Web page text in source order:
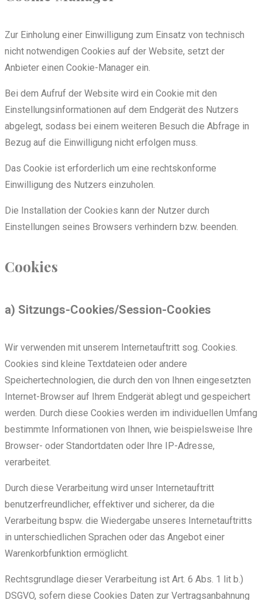
Zur Einholung einer Einwilligung zum Einsatz von technisch
nicht notwendigen Cookies auf der Website, setzt der
Anbieter einen Cookie-Manager ein.
Bei dem Aufruf der Website wird ein Cookie mit den
Einstellungsinformationen auf dem Endgerät des Nutzers
abgelegt, sodass bei einem weiteren Besuch die Abfrage in
Bezug auf die Einwilligung nicht erfolgen muss.
Das Cookie ist erforderlich um eine rechtskonforme
Einwilligung des Nutzers einzuholen.
Die Installation der Cookies kann der Nutzer durch
Einstellungen seines Browsers verhindern bzw. beenden.
Cookies
a) Sitzungs-Cookies/Session-Cookies
Wir verwenden mit unserem Internetauftritt sog. Cookies.
Cookies sind kleine Textdateien oder andere
Speichertechnologien, die durch den von Ihnen eingesetzten
Internet-Browser auf Ihrem Endgerät ablegt und gespeichert
werden. Durch diese Cookies werden im individuellen Umfang
bestimmte Informationen von Ihnen, wie beispielsweise Ihre
Browser- oder Standortdaten oder Ihre IP-Adresse,
verarbeitet.
Durch diese Verarbeitung wird unser Internetauftritt
benutzerfreundlicher, effektiver und sicherer, da die
Verarbeitung bspw. die Wiedergabe unseres Internetauftritts
in unterschiedlichen Sprachen oder das Angebot einer
Warenkorbfunktion ermöglicht.
Rechtsgrundlage dieser Verarbeitung ist Art. 6 Abs. 1 lit b.)
DSGVO, sofern diese Cookies Daten zur Vertragsanbahnung